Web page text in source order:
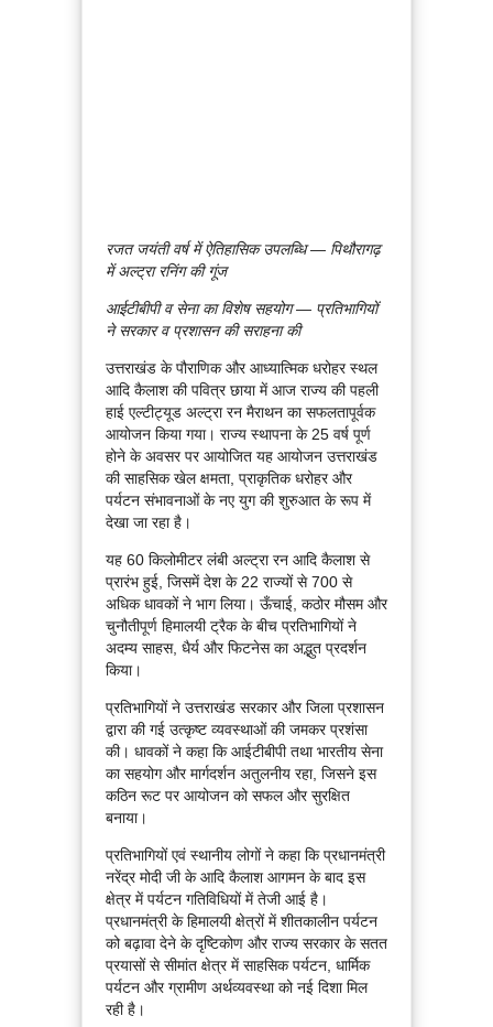
रजत जयंती वर्ष में ऐतिहासिक उपलब्धि — पिथौरागढ़
में अल्ट्रा रनिंग की गूंज
आईटीबीपी व सेना का विशेष सहयोग — प्रतिभागियों
ने सरकार व प्रशासन की सराहना की
उत्तराखंड के पौराणिक और आध्यात्मिक धरोहर स्थल
आदि कैलाश की पवित्र छाया में आज राज्य की पहली
हाई एल्टीट्यूड अल्ट्रा रन मैराथन का सफलतापूर्वक
आयोजन किया गया। राज्य स्थापना के 25 वर्ष पूर्ण
होने के अवसर पर आयोजित यह आयोजन उत्तराखंड
की साहसिक खेल क्षमता, प्राकृतिक धरोहर और
पर्यटन संभावनाओं के नए युग की शुरुआत के रूप में
देखा जा रहा है।
यह 60 किलोमीटर लंबी अल्ट्रा रन आदि कैलाश से
प्रारंभ हुई, जिसमें देश के 22 राज्यों से 700 से
अधिक धावकों ने भाग लिया। ऊँचाई, कठोर मौसम और
चुनौतीपूर्ण हिमालयी ट्रैक के बीच प्रतिभागियों ने
अदम्य साहस, धैर्य और फिटनेस का अद्भुत प्रदर्शन
किया।
प्रतिभागियों ने उत्तराखंड सरकार और जिला प्रशासन
द्वारा की गई उत्कृष्ट व्यवस्थाओं की जमकर प्रशंसा
की। धावकों ने कहा कि आईटीबीपी तथा भारतीय सेना
का सहयोग और मार्गदर्शन अतुलनीय रहा, जिसने इस
कठिन रूट पर आयोजन को सफल और सुरक्षित
बनाया।
प्रतिभागियों एवं स्थानीय लोगों ने कहा कि प्रधानमंत्री
नरेंद्र मोदी जी के आदि कैलाश आगमन के बाद इस
क्षेत्र में पर्यटन गतिविधियों में तेजी आई है।
प्रधानमंत्री के हिमालयी क्षेत्रों में शीतकालीन पर्यटन
को बढ़ावा देने के दृष्टिकोण और राज्य सरकार के सतत
प्रयासों से सीमांत क्षेत्र में साहसिक पर्यटन, धार्मिक
पर्यटन और ग्रामीण अर्थव्यवस्था को नई दिशा मिल
रही है।